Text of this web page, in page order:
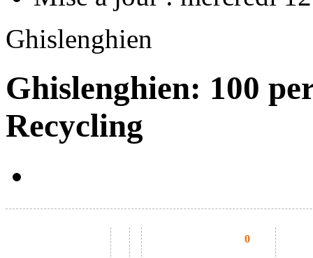
Ghislenghien
Ghislenghien: 100
Recycling
0